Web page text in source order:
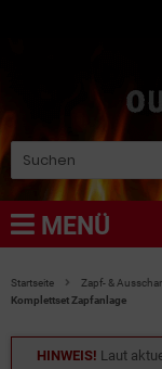
MENÜ
Startseite Zapf- &
Komplettset Zapfanlage
HINWEIS! Laut